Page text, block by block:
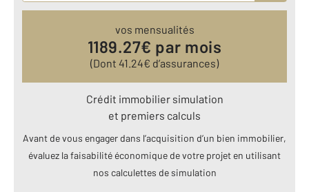
vos mensualités
1189.27€ par mois
(Dont 41.24€ d’assurances)
Crédit immobilier simulation
et premiers calculs
Avant de vous engager dans l’acquisition d’un bien immobilier,
évaluez la faisabilité économique de votre projet en utilisant
nos calculettes de simulation